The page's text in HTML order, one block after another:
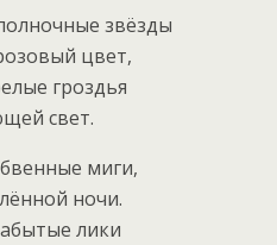
звёзды
цвет,
гроздья
свет.
миги,
ночи.
лики